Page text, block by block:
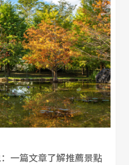
一篇文章了解推薦景點